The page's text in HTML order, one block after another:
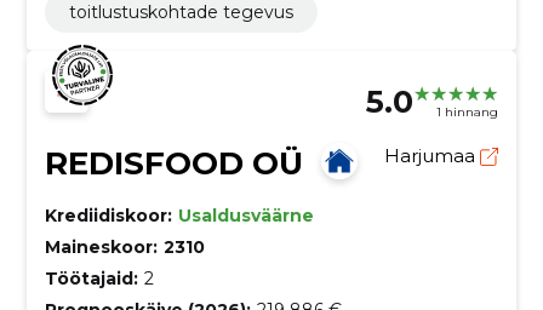
toitlustuskohtade tegevus
5.0 1 hinnang
REDISFOOD OÜ Harjumaa
Krediidiskoor: Usaldusväärne
Maineskoor: 2310
Töötajaid: 2